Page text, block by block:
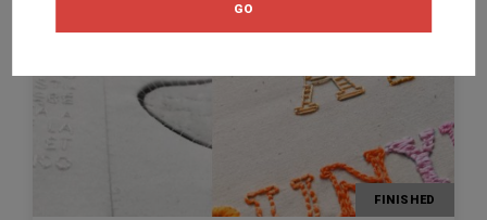
GO
Equipment programming
FINISHED